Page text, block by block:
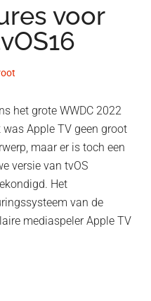
voor
het grote WWDC 2022
was Apple TV geen groot
maar er is toch een
versie van tvOS
Het
van de
mediaspeler Apple TV